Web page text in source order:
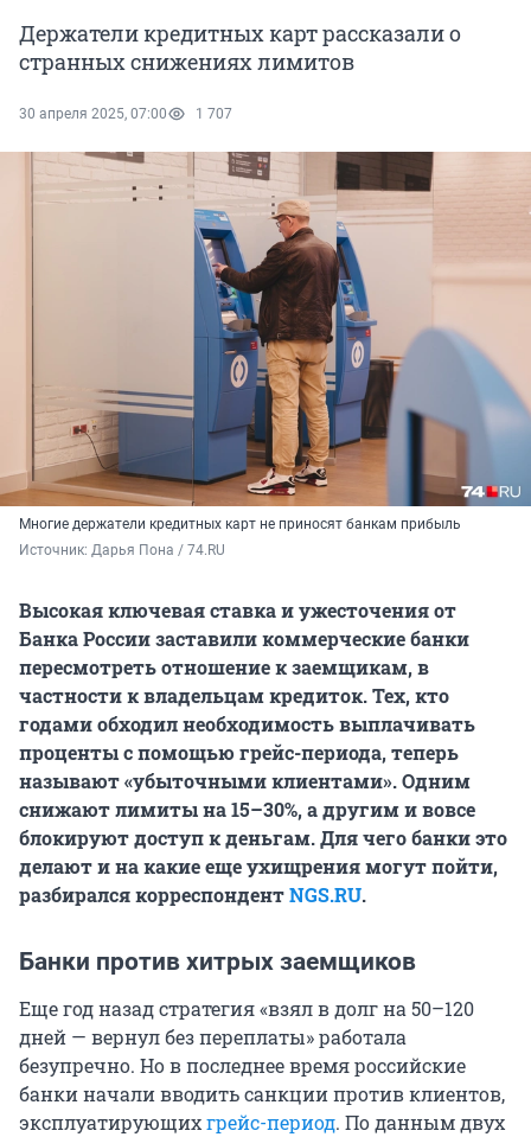
Держатели кредитных карт рассказали о
странных снижениях лимитов
30 апреля 2025, 07:00 1 707
Многие держатели кредитных карт не приносят банкам прибыль
Источник: Дарья Пона / 74.RU
Высокая ключевая ставка и ужесточения от
Банка России заставили коммерческие банки
пересмотреть отношение к заемщикам, в
частности к владельцам кредиток. Тех, кто
годами обходил необходимость выплачивать
проценты с помощью грейс-периода, теперь
называют «убыточными клиентами». Одним
снижают лимиты на 15–30%, а другим и вовсе
блокируют доступ к деньгам. Для чего банки это
делают и на какие еще ухищрения могут пойти,
разбирался корреспондентNGS.RU.
Банки против хитрых заемщиков
Еще год назад стратегия «взял в долг на 50–120
дней — вернул без переплаты» работала
безупречно. Но в последнее время российские
банки начали вводить санкции против клиентов,
эксплуатирующихгрейс-период. По данным двух